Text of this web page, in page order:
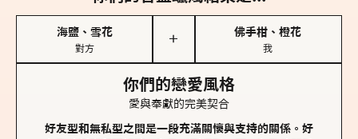
海鹽、雪花
對方
＋
佛手柑、橙花
我
你們的戀愛風格
愛與奉獻的完美契合
好友型和無私型之間是一段充滿關懷與支持的關係。好